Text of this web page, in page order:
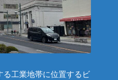
る工業地帯に位置するビ